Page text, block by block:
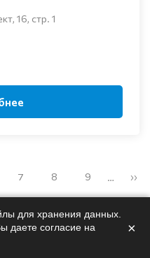
16, стр. 1
7 8 9 … ››
для хранения данных.
даете согласие на
×